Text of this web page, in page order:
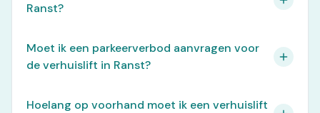
Ranst?
Moet ik een parkeerverbod aanvragen voor
de verhuislift in Ranst?
Hoelang op voorhand moet ik een verhuislift